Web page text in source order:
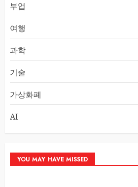
부업
여행
과학
기술
가상화폐
AI
YOU MAY HAVE MISSED